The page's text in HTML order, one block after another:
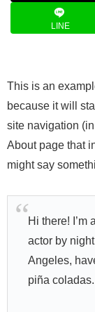
LINE
This is an
because it will
site navigation
About page that
might say
Hi there! I’m
actor by
Angeles,
piña